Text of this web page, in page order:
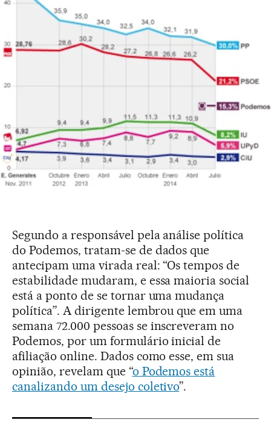
Segundo a responsável pela análise política
do Podemos, tratam-se de dados que
antecipam uma virada real: “Os tempos de
estabilidade mudaram, e essa maioria social
está a ponto de se tornar uma mudança
política”. A dirigente lembrou que em uma
semana 72.000 pessoas se inscreveram no
Podemos, por um formulário inicial de
afiliação online. Dados como esse, em sua
opinião, revelam que “o Podemos está
canalizando um desejo coletivo”.